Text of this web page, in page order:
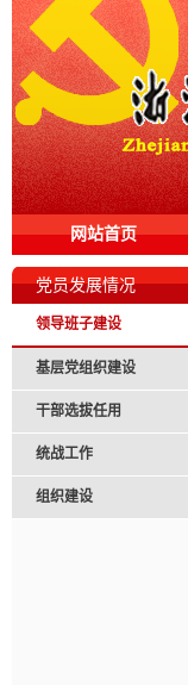
网站首页
党员发展情况
领导班子建设
基层党组织建设
干部选拔任用
统战工作
组织建设